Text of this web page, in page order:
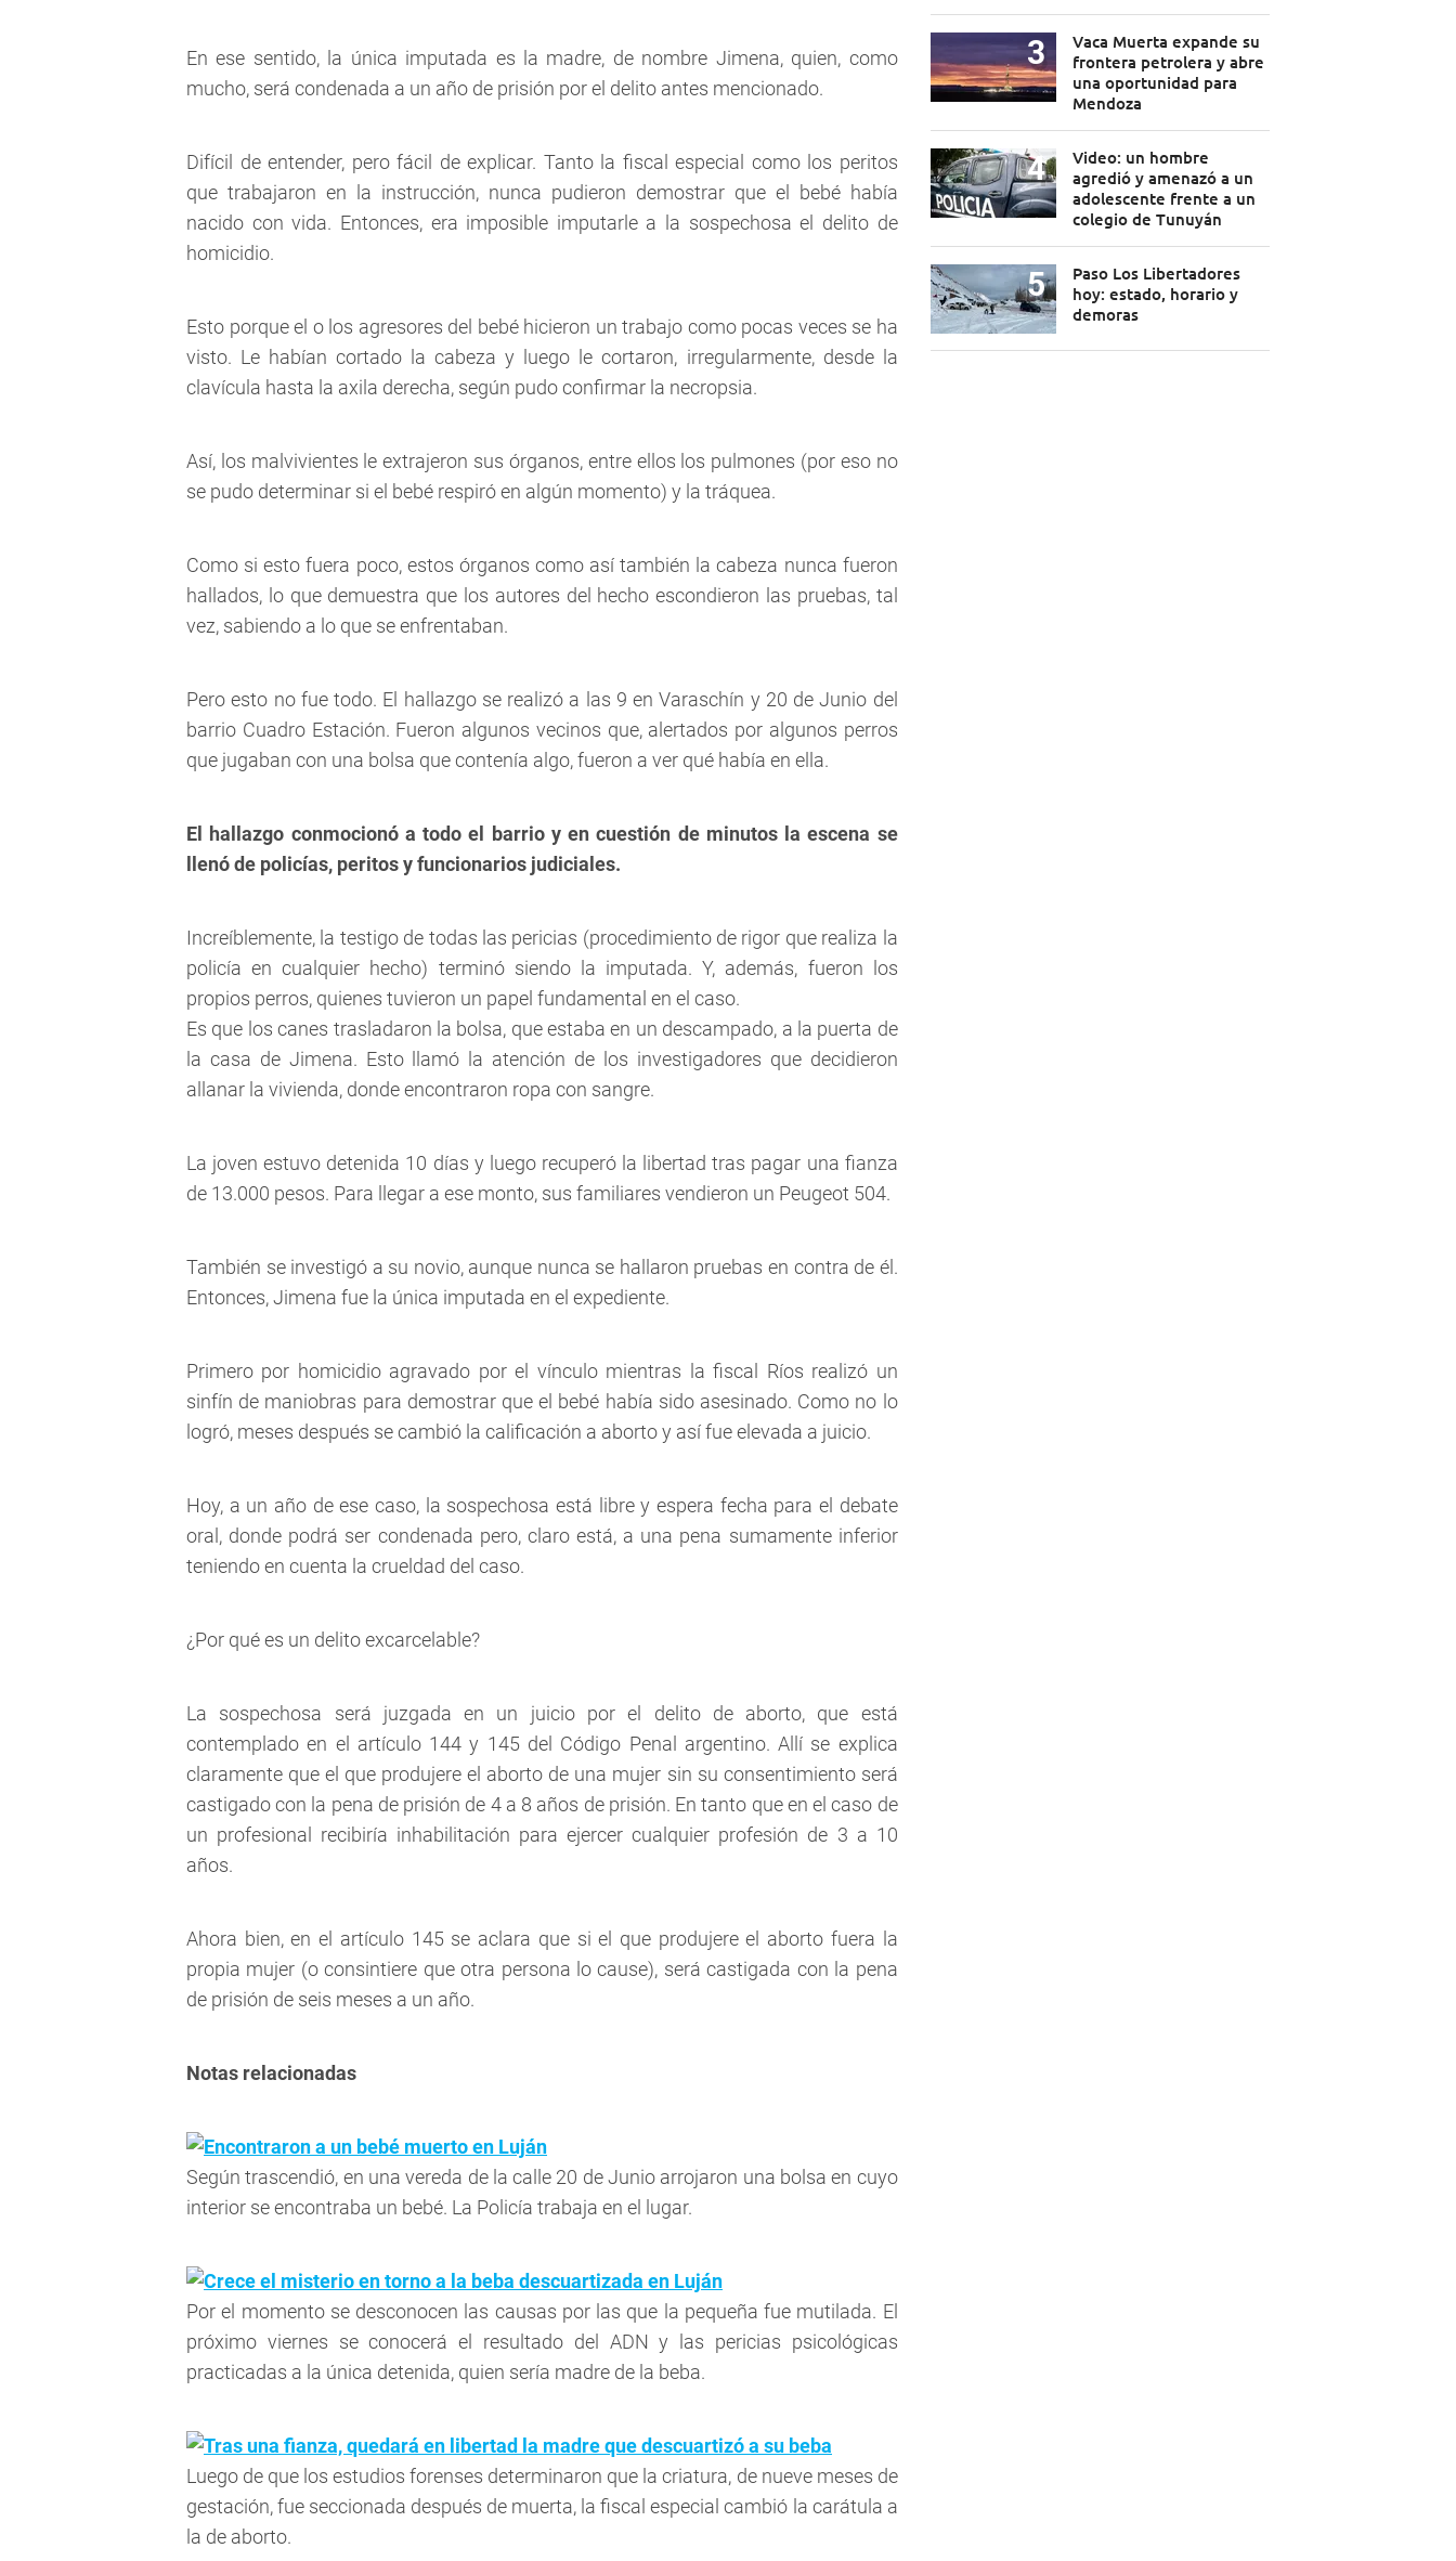
En ese sentido, la única imputada es la madre, de nombre Jimena, quien, como
mucho, será condenada a un año de prisión por el delito antes mencionado.
Difícil de entender, pero fácil de explicar. Tanto la fiscal especial como los peritos
que trabajaron en la instrucción, nunca pudieron demostrar que el bebé había
nacido con vida. Entonces, era imposible imputarle a la sospechosa el delito de
homicidio.
Esto porque el o los agresores del bebé hicieron un trabajo como pocas veces se ha
visto. Le habían cortado la cabeza y luego le cortaron, irregularmente, desde la
clavícula hasta la axila derecha, según pudo confirmar la necropsia.
Así, los malvivientes le extrajeron sus órganos, entre ellos los pulmones (por eso no
se pudo determinar si el bebé respiró en algún momento) y la tráquea.
Como si esto fuera poco, estos órganos como así también la cabeza nunca fueron
hallados, lo que demuestra que los autores del hecho escondieron las pruebas, tal
vez, sabiendo a lo que se enfrentaban.
Pero esto no fue todo. El hallazgo se realizó a las 9 en Varaschín y 20 de Junio del
barrio Cuadro Estación. Fueron algunos vecinos que, alertados por algunos perros
que jugaban con una bolsa que contenía algo, fueron a ver qué había en ella.
El hallazgo conmocionó a todo el barrio y en cuestión de minutos la escena se
llenó de policías, peritos y funcionarios judiciales.
Increíblemente, la testigo de todas las pericias (procedimiento de rigor que realiza la
policía en cualquier hecho) terminó siendo la imputada. Y, además, fueron los
propios perros, quienes tuvieron un papel fundamental en el caso.
Es que los canes trasladaron la bolsa, que estaba en un descampado, a la puerta de
la casa de Jimena. Esto llamó la atención de los investigadores que decidieron
allanar la vivienda, donde encontraron ropa con sangre.
La joven estuvo detenida 10 días y luego recuperó la libertad tras pagar una fianza
de 13.000 pesos. Para llegar a ese monto, sus familiares vendieron un Peugeot 504.
También se investigó a su novio, aunque nunca se hallaron pruebas en contra de él.
Entonces, Jimena fue la única imputada en el expediente.
Primero por homicidio agravado por el vínculo mientras la fiscal Ríos realizó un
sinfín de maniobras para demostrar que el bebé había sido asesinado. Como no lo
logró, meses después se cambió la calificación a aborto y así fue elevada a juicio.
Hoy, a un año de ese caso, la sospechosa está libre y espera fecha para el debate
oral, donde podrá ser condenada pero, claro está, a una pena sumamente inferior
teniendo en cuenta la crueldad del caso.
¿Por qué es un delito excarcelable?
La sospechosa será juzgada en un juicio por el delito de aborto, que está
contemplado en el artículo 144 y 145 del Código Penal argentino. Allí se explica
claramente que el que produjere el aborto de una mujer sin su consentimiento será
castigado con la pena de prisión de 4 a 8 años de prisión. En tanto que en el caso de
un profesional recibiría inhabilitación para ejercer cualquier profesión de 3 a 10
años.
Ahora bien, en el artículo 145 se aclara que si el que produjere el aborto fuera la
propia mujer (o consintiere que otra persona lo cause), será castigada con la pena
de prisión de seis meses a un año.
Notas relacionadas
Encontraron a un bebé muerto en Luján
Según trascendió, en una vereda de la calle 20 de Junio arrojaron una bolsa en cuyo
interior se encontraba un bebé. La Policía trabaja en el lugar.
Crece el misterio en torno a la beba descuartizada en Luján
Por el momento se desconocen las causas por las que la pequeña fue mutilada. El
próximo viernes se conocerá el resultado del ADN y las pericias psicológicas
practicadas a la única detenida, quien sería madre de la beba.
Tras una fianza, quedará en libertad la madre que descuartizó a su beba
Luego de que los estudios forenses determinaron que la criatura, de nueve meses de
gestación, fue seccionada después de muerta, la fiscal especial cambió la carátula a
la de aborto.
Vaca Muerta expande su
frontera petrolera y abre
una oportunidad para
Mendoza
Video: un hombre
agredió y amenazó a un
adolescente frente a un
colegio de Tunuyán
Paso Los Libertadores
hoy: estado, horario y
demoras